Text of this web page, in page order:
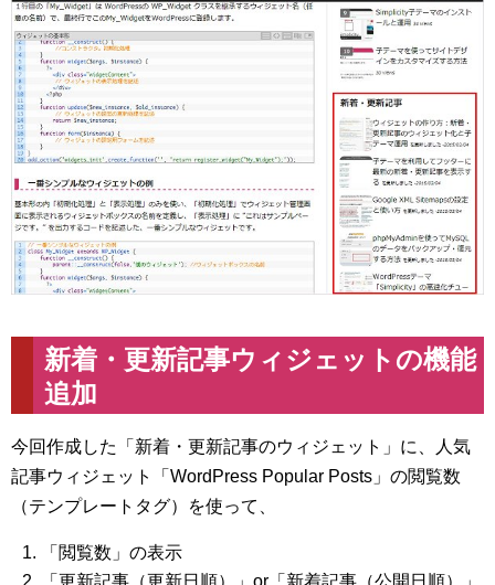
新着・更新記事ウィジェットの機能
追加
今回作成した「新着・更新記事のウィジェット」に、人気
記事ウィジェット「WordPress Popular Posts」の閲覧数
（テンプレートタグ）を使って、
「閲覧数」の表示
「更新記事（更新日順）」or「新着記事（公開日順）」